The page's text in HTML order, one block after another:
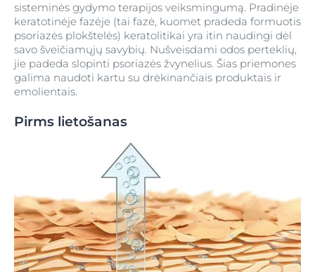
sisteminės gydymo terapijos veiksmingumą. Pradinėje
keratotinėje fazėje (tai fazė, kuomet pradeda formuotis
psoriazės plokštelės) keratolitikai yra itin naudingi dėl
savo šveičiamųjų savybių. Nušveisdami odos perteklių,
jie padeda slopinti psoriazės žvynelius. Šias priemones
galima naudoti kartu su drėkinančiais produktais ir
emolientais.
Pirms lietošanas